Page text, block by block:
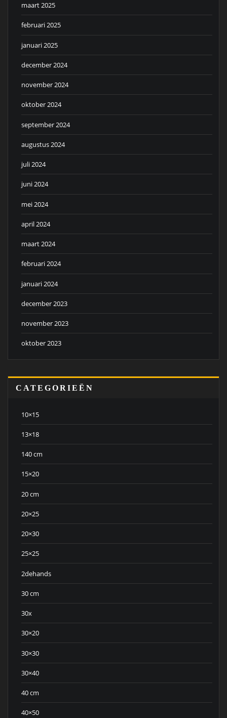
maart 2025
februari 2025
januari 2025
december 2024
november 2024
oktober 2024
september 2024
augustus 2024
juli 2024
juni 2024
mei 2024
april 2024
maart 2024
februari 2024
januari 2024
december 2023
november 2023
oktober 2023
CATEGORIEËN
10×15
13×18
140 cm
15×20
20 cm
20×25
20×30
25×25
2dehands
30 cm
30x
30×20
30×30
30×40
40 cm
40×50